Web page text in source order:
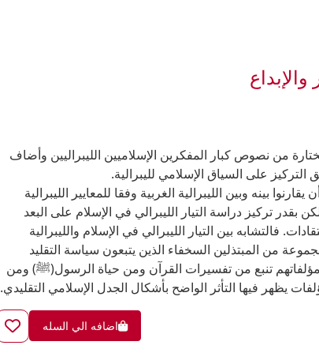
من نصوص كبار المفكرين الإسلاميين الليبراليين وأضاف
على السياق الإسلامي لليبرالية.
بينه وبين الليبرالية الغربية وفقا للمعايير الليبرالية
بقدر تركيز دراسة التيار الليبرالي في الإسلام على البعد
فالتشابه بين التيار الليبرالي في الإسلام والليبرالية
من المبتذلين السخفاء الذين يتبعون سياسة التقليد
تنبع من تفسيرات القرآن ومن حياة الرسول(ﷺ) ومن
يظهر فيها التأثر الواضح بأشكال الجدل الإسلامي التقليدي.
اضافه الي السله